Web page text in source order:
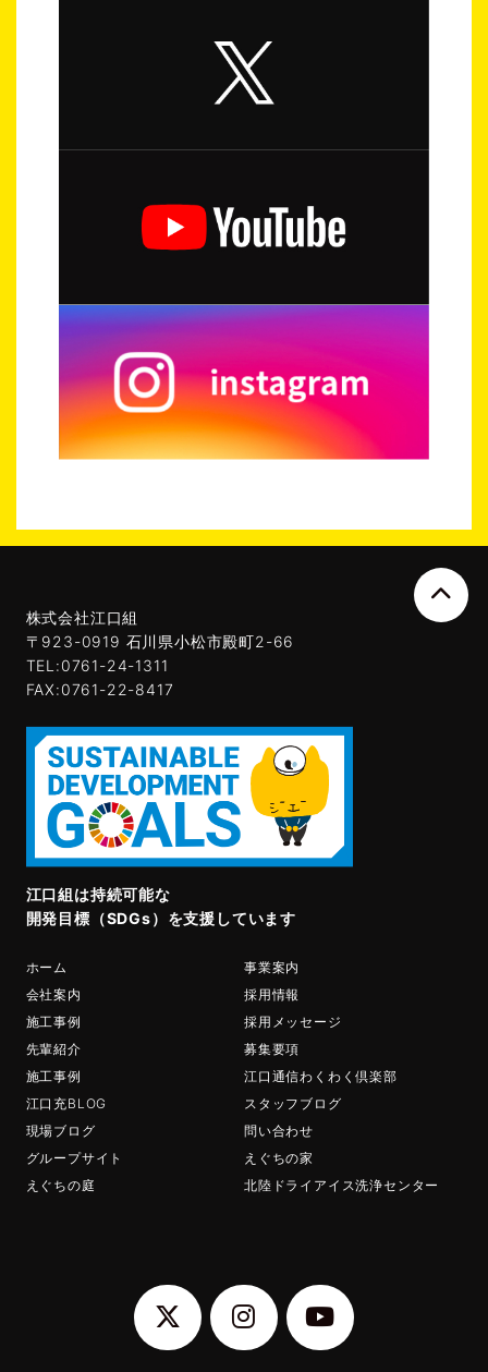
株式会社江口組
〒923-0919 石川県小松市殿町2-66
TEL:0761-24-1311
FAX:0761-22-8417
江口組は持続可能な
開発目標（SDGs）を支援しています
ホーム
事業案内
会社案内
採用情報
施工事例
採用メッセージ
先輩紹介
募集要項
施工事例
江口通信わくわく倶楽部
江口充BLOG
スタッフブログ
現場ブログ
問い合わせ
グループサイト
えぐちの家
えぐちの庭
北陸ドライアイス洗浄センター